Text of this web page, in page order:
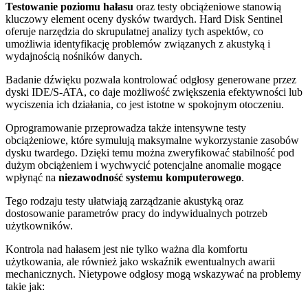
Testowanie poziomu hałasu oraz testy obciążeniowe stanowią
kluczowy element oceny dysków twardych. Hard Disk Sentinel
oferuje narzędzia do skrupulatnej analizy tych aspektów, co
umożliwia identyfikację problemów związanych z akustyką i
wydajnością nośników danych.
Badanie dźwięku pozwala kontrolować odgłosy generowane przez
dyski IDE/S-ATA, co daje możliwość zwiększenia efektywności lub
wyciszenia ich działania, co jest istotne w spokojnym otoczeniu.
Oprogramowanie przeprowadza także intensywne testy
obciążeniowe, które symulują maksymalne wykorzystanie zasobów
dysku twardego. Dzięki temu można zweryfikować stabilność pod
dużym obciążeniem i wychwycić potencjalne anomalie mogące
wpłynąć na niezawodność systemu komputerowego.
Tego rodzaju testy ułatwiają zarządzanie akustyką oraz
dostosowanie parametrów pracy do indywidualnych potrzeb
użytkowników.
Kontrola nad hałasem jest nie tylko ważna dla komfortu
użytkowania, ale również jako wskaźnik ewentualnych awarii
mechanicznych. Nietypowe odgłosy mogą wskazywać na problemy
takie jak: